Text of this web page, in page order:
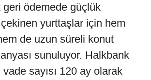
geri ödemede güçlük
yurttaşlar için hem
de uzun süreli konut
sunuluyor. Halkbank
sayısı 120 ay olarak